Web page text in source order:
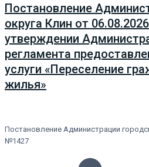
Постановление
округа Клин от
утверждении
регламента
услуги «Переселение
жилья»
Постановление Администрации
№1427